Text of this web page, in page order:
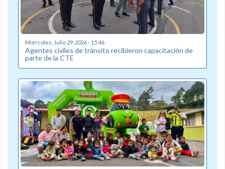
Miércoles, Julio 29, 2026 - 15:46
Agentes civiles de tránsito recibieron capacitación de
parte de la CTE